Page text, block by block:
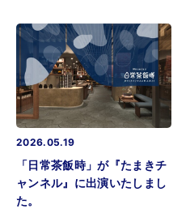
2026.05.19
「日常茶飯時」が『たまきチ
ャンネル』に出演いたしまし
た。